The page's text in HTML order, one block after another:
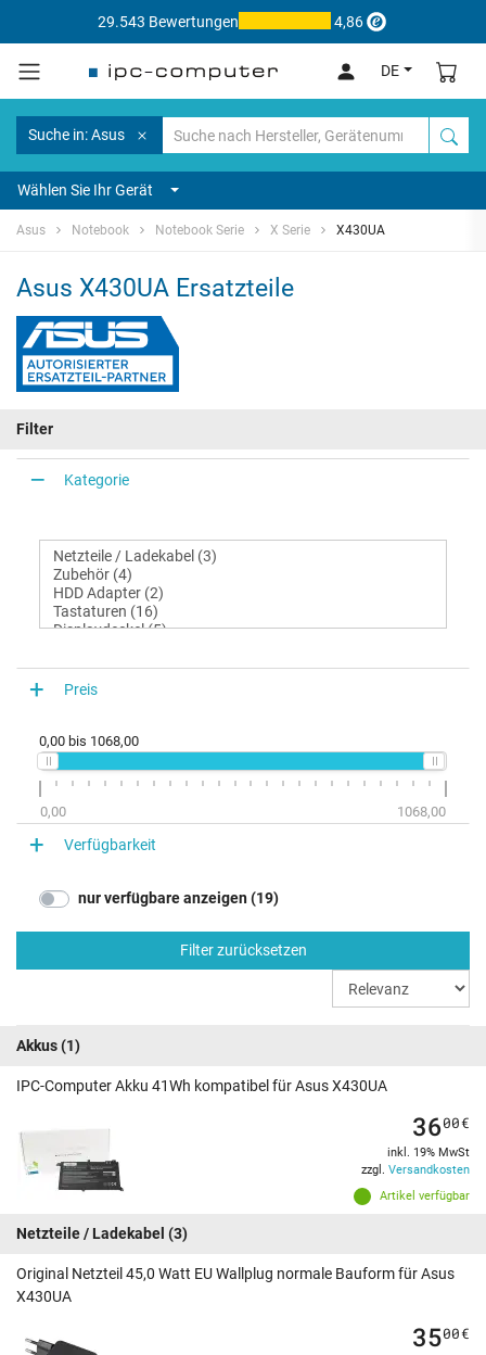
29.543 Bewertungen 4,86
DE
Suche in: Asus
Wählen Sie Ihr Gerät
Asus Notebook Notebook Serie X Serie X430UA
Asus X430UA Ersatzteile
Filter
Kategorie
Preis
0,00 bis 1068,00
0,00 1068,00
Verfügbarkeit
nur verfügbare anzeigen (19)
Filter zurücksetzen
Akkus(1)
IPC-Computer Akku 41Wh kompatibel für Asus X430UA
Artikel verfügbar
3600€
inkl. 19% MwSt
zzgl. Versandkosten
Netzteile / Ladekabel (3)
Original Netzteil 45,0 Watt EU Wallplug normale Bauform für Asus
X430UA
3500€